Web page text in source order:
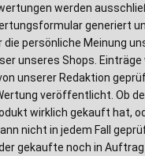
werden
generiert
persönliche Meinung
unseres Shops.
unserer Redaktion
veröffentlicht. Ob
wirklich gekauft hat,
nicht in jedem Fall
gekaufte noch in